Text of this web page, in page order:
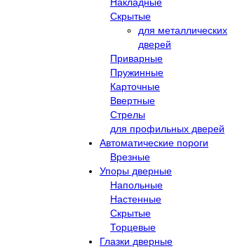
Накладные
Скрытые
для металлических
дверей
Приварные
Пружинные
Карточные
Ввертные
Стрелы
для профильных дверей
Автоматические пороги
Врезные
Упоры дверные
Напольные
Настенные
Скрытые
Торцевые
Глазки дверные